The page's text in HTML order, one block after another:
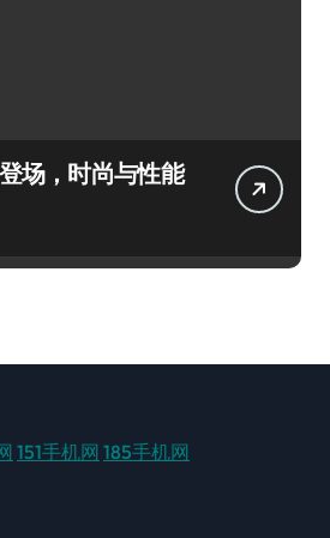
场，时尚与性能
151手机网 185手机网